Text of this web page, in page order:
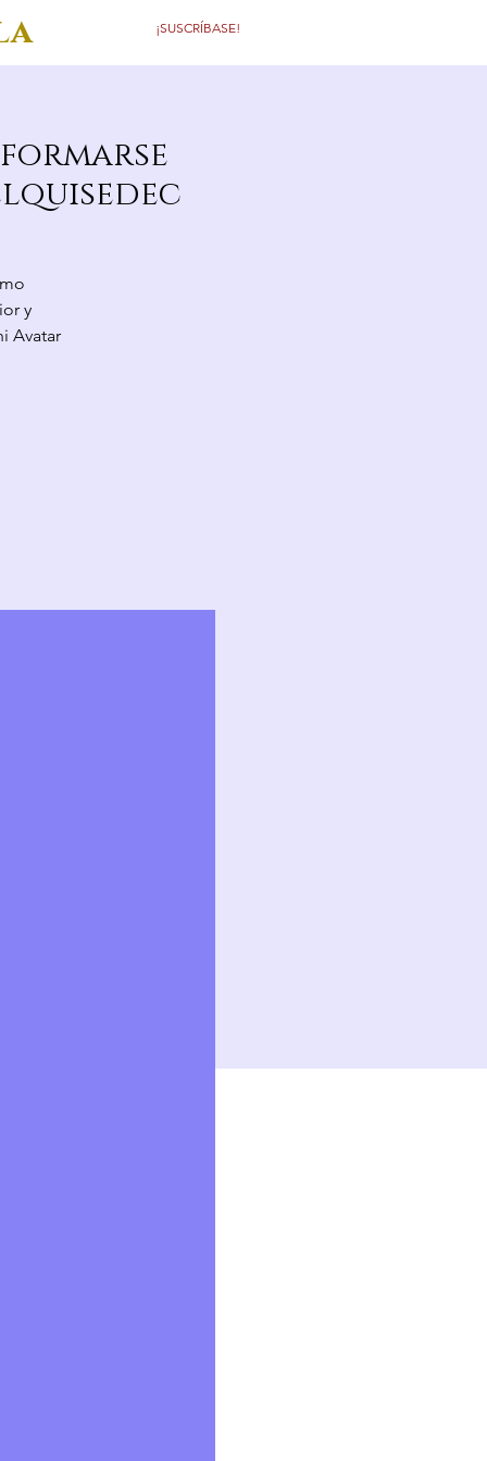
¡SUSCRÍBASE!
y
Avatar